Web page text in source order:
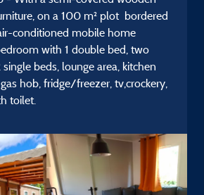
on a 100 m² plot bordered
conditioned mobile home
with 1 double bed, two
beds, lounge area, kitchen
hob, fridge/freezer, tv,crockery,
toilet.